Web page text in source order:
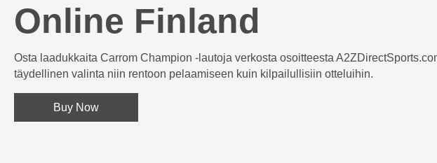
Online Finland
Osta laadukkaita Carrom Champion -lautoja verkosta osoitteesta
täydellinen valinta niin rentoon pelaamiseen kuin kilpailullisiin otteluihin.
Buy Now